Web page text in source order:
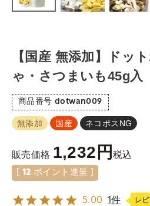
【国産 無添加】ドッ
ゃ・さつまいも45g入
商品番号 dotwan009
無添加 国産 ネコポスNG
販売価格 1,232 税込
12 ポイント進呈 ]
5.00 1件 レ